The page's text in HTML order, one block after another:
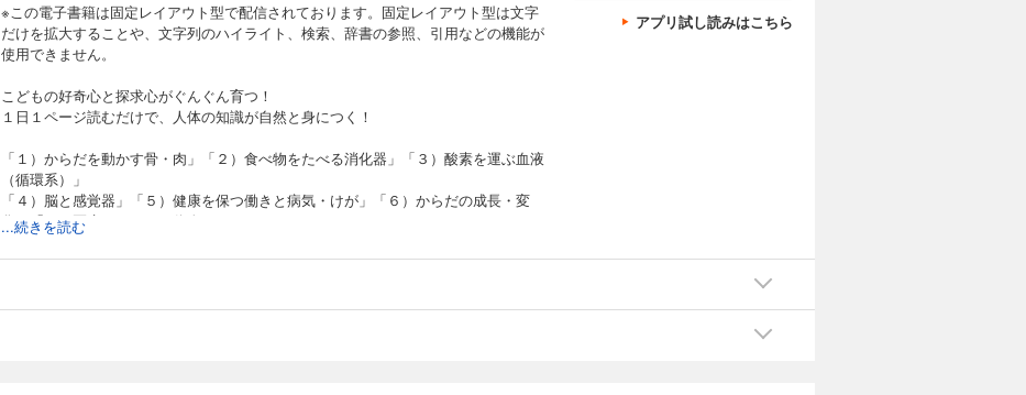
※この電子書籍は固定レイアウト型で配信されております。固定レイアウト型は文字
だけを拡大することや、文字列のハイライト、検索、辞書の参照、引用などの機能が
使用できません。
こどもの好奇心と探求心がぐんぐん育つ！
１日１ページ読むだけで、人体の知識が自然と身につく！
「１）からだを動かす骨・肉」「２）食べ物をたべる消化器」「３）酸素を運ぶ血液
（循環系）」
「４）脳と感覚器」「５）健康を保つ働きと病気・けが」「６）からだの成長・変
化」「７）医療にかかわる偉人たち」
という７つのジャンルに分けて
...続きを読む
アプリ試し読みはこちら